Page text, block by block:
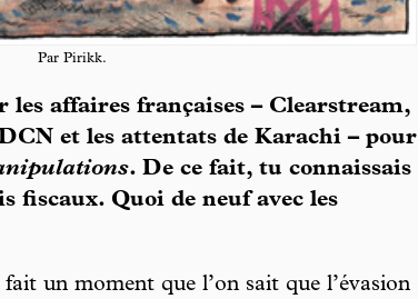
Par Pirikk.
les affaires françaises – Clearstream,
et les attentats de Karachi – pour
. De ce fait, tu connaissais
fiscaux. Quoi de neuf avec les
fait un moment que l’on sait que l’évasion